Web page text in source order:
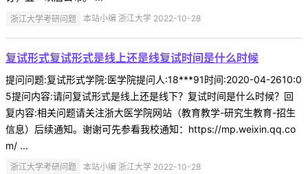
浙江大学考研问题 本站小编 浙江大学 2022-10-28
复试形式复试形式是线上还是线复试时间是什么时候
提问问题:复试形式学院:医学院提问人:18***91时间:2020-04-2610:0
5提问内容:请问复试形式是线上还是线下？复试时间是什么时候？回
复内容:相关问题请关注浙大医学院网站（教育教学-研究生教育-招生
信息）后续通知。谢谢可先参看我校通知：https://mp.weixin.qq.co
m/ ...
浙江大学考研问题 本站小编 浙江大学 2022-10-28